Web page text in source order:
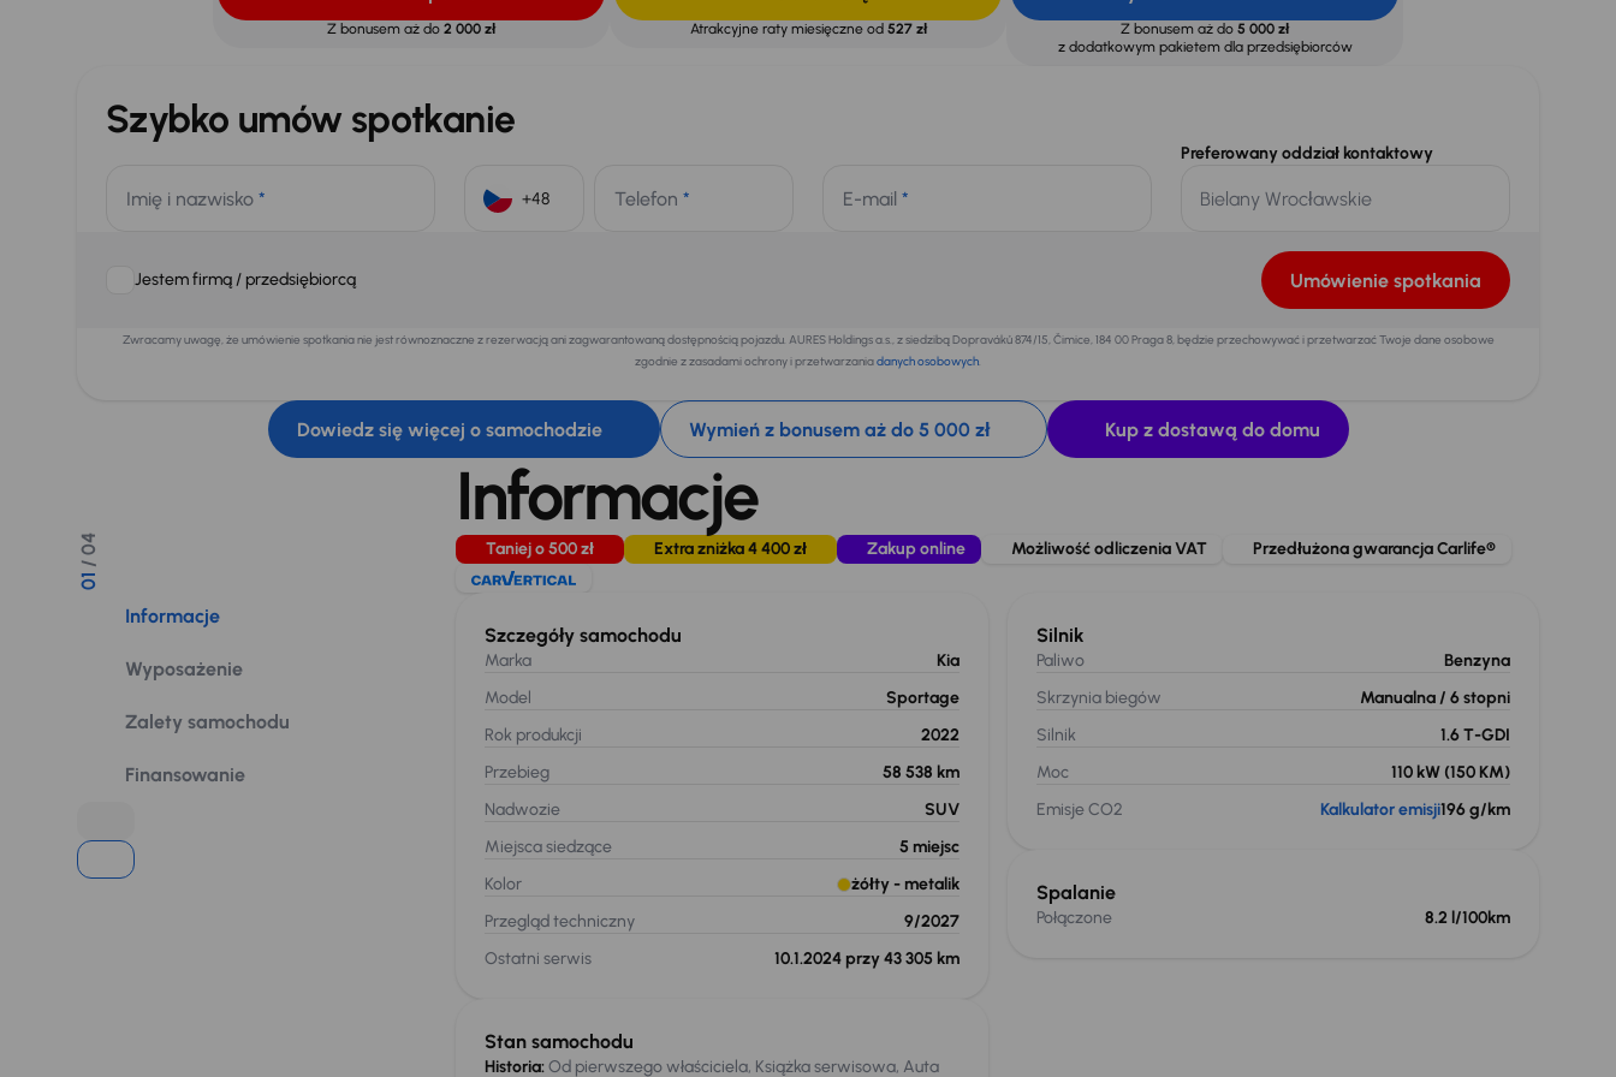
Z bonusem aż do 2 000 zł Atrakcyjne raty miesięczne od 527 zł Z bonusem aż do 5 000 zł
z dodatkowym pakietem dla przedsiębiorców
Szybko umów spotkanie
Imię i nazwisko * Telefon * E-mail *
Preferowany oddział kontaktowy
Jestem firmą / przedsiębiorcą Umówienie spotkania
Zwracamy uwagę, że umówienie spotkania nie jest równoznaczne z rezerwacją ani zagwarantowaną dostępnością pojazdu. AURES Holdings a.s., z siedzibą Dopraváků 874/15, Čimice, 184 00 Praga 8, będzie przechowywać i przetwarzać Twoje dane osobowe
zgodnie z zasadami ochrony i przetwarzaniadanych osobowych.
Dowiedz się więcej o samochodzie Wymień z bonusem aż do 5 000 zł Kup z dostawą do domu
01
/ 04
Informacje
Wyposażenie
Zalety samochodu
Finansowanie
Informacje
Taniej o 500 zł Extra zniżka 4 400 zł Zakup online Możliwość odliczenia VAT Przedłużona gwarancja Carlife®
Szczegóły samochodu
Marka
Kia
Model
Sportage
Rok produkcji
2022
Przebieg
58 538 km
Nadwozie
SUV
Miejsca siedzące
5 miejsc
Kolor
żółty - metalik
Przegląd techniczny
9/2027
Ostatni serwis
10.1.2024 przy 43 305 km
Stan samochodu
Historia:Od pierwszego właściciela, Książka serwisowa, Auta
Silnik
Paliwo
Benzyna
Skrzynia biegów
Manualna / 6 stopni
Silnik
1.6 T-GDI
Moc
110 kW (150 KM)
Emisje CO2
Kalkulator emisji196 g/km
Spalanie
Połączone 8.2 l/100km